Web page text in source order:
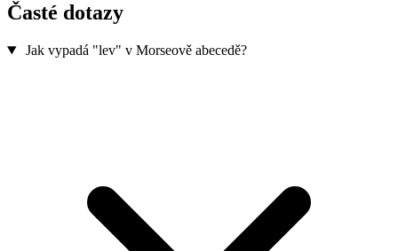
Časté dotazy
Jak vypadá "lev" v Morseově abecedě?